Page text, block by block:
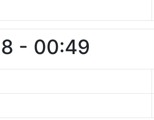
- 00:49